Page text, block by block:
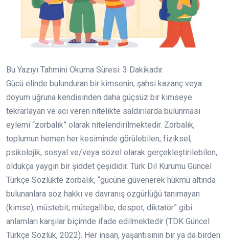
Bu Yazıyı Tahmini Okuma Süresi: 3 Dakikadır.
Gücü elinde bulunduran bir kimsenin, şahsi kazanç veya
doyum uğruna kendisinden daha güçsüz bir kimseye
tekrarlayan ve acı veren nitelikte saldırılarda bulunması
eylemi “zorbalık” olarak nitelendirilmektedir. Zorbalık,
toplumun hemen her kesiminde görülebilen; fiziksel,
psikolojik, sosyal ve/veya sözel olarak gerçekleştirilebilen,
oldukça yaygın bir şiddet çeşididir. Türk Dil Kurumu Güncel
Türkçe Sözlükte zorbalık, “gücüne güvenerek hükmü altında
bulunanlara söz hakkı ve davranış özgürlüğü tanımayan
(kimse), müstebit, mütegallibe, despot, diktatör” gibi
anlamları karşılar biçimde ifade edilmektedir (TDK Güncel
Türkçe Sözlük, 2022). Her insan, yaşantısının bir ya da birden